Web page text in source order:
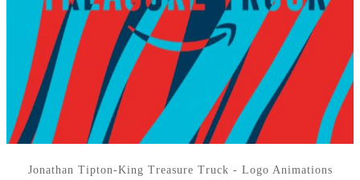
Jonathan Tipton-King Treasure Truck - Logo Animations